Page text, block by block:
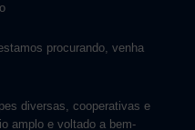
procurando, venha
diversas, cooperativas e
amplo e voltado a bem-